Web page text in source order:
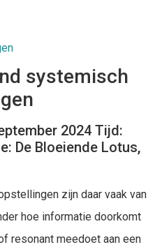
systemisch
2024 Tijd:
De Bloeiende Lotus,
zijn daar vaak van
hoe informatie doorkomt
resonant meedoet aan een